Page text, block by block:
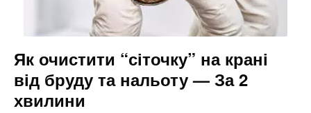
Як очистити “сіточку” на крані
від бруду та нальоту — За 2
хвилини